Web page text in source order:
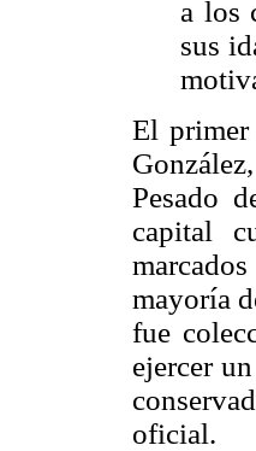
a los
sus
El primer
Pesado
capital
mayoría
fue
ejercer
oficial.